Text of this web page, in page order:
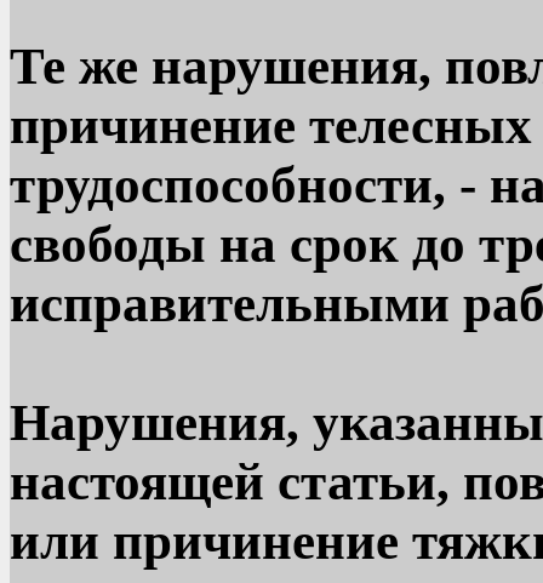
Те же нарушения,
причинение
трудоспособности, -
свободы на срок до
исправительными
Нарушения,
настоящей статьи,
или причинение